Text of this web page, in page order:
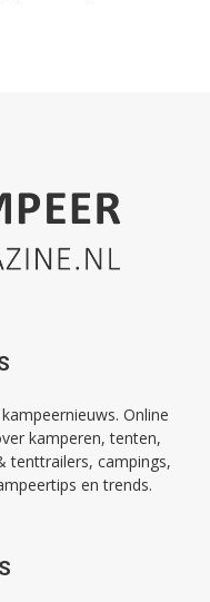
Online
kamperen, tenten,
tenttrailers, campings,
en trends.